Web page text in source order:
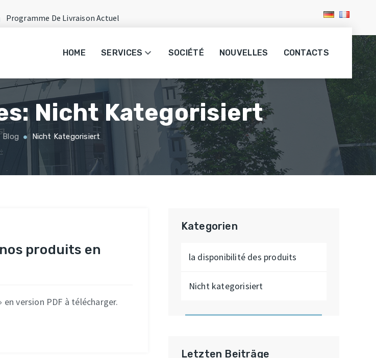
Programme De Livraison Actuel
HOME SERVICES SOCIÉTÉ NOUVELLES CONTACTS
Nicht Kategorisiert
Blog Nicht Kategorisiert
produits en
version PDF à télécharger.
Kategorien
la disponibilité des produits
Nicht kategorisiert
Letzten Beiträge